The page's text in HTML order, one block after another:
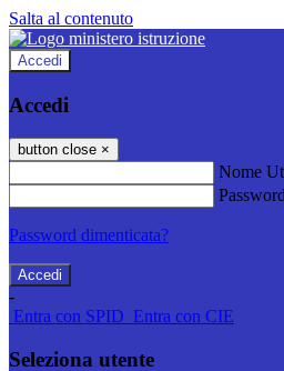
Salta al contenuto
Accedi
Accedi
button close ×
Nome
Password dimenticata?
-
Entra con SPID Entra con CIE
Seleziona utente